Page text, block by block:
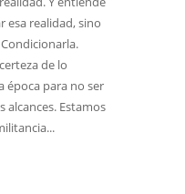
esa realidad, sino
de lo
época para no ser
alcances. Estamos